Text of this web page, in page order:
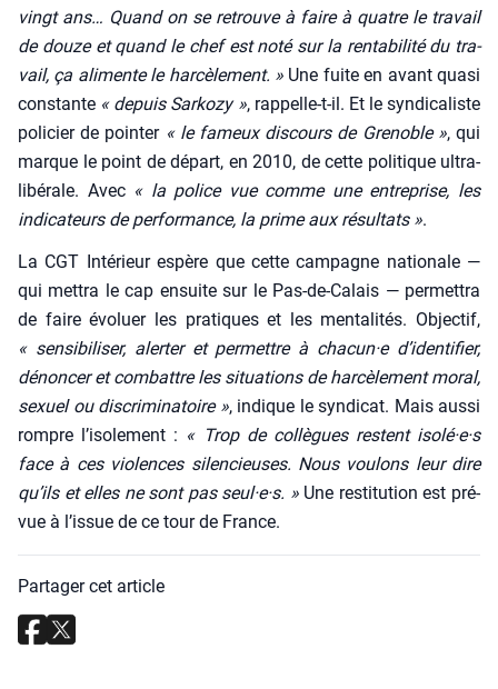
vingt ans… Quand on se retrouve à faire à quatre le tra­vail
de douze et quand le chef est noté sur la ren­ta­bi­li­té du tra­
vail, ça ali­mente le har­cè­le­ment. » Une fuite en avant qua­si
constante « depuis Sar­ko­zy », rap­pelle-t-il. Et le syn­di­ca­liste
poli­cier de poin­ter « le fameux dis­cours de Gre­noble », qui
marque le point de départ, en 2010, de cette poli­tique ultra-
libé­rale. Avec « la police vue comme une entre­prise, les
indi­ca­teurs de per­for­mance, la prime aux résul­tats ».
La CGT Inté­rieur espère que cette cam­pagne natio­nale —
qui met­tra le cap ensuite sur le Pas-de-Calais — per­met­tra
de faire évo­luer les pra­tiques et les men­ta­li­tés. Objec­tif,
« sen­si­bi­li­ser, aler­ter et per­mettre à chacun·e d’identifier,
dénon­cer et com­battre les situa­tions de har­cè­le­ment moral,
sexuel ou dis­cri­mi­na­toire », indique le syn­di­cat. Mais aus­si
rompre l’i­so­le­ment : « Trop de col­lègues res­tent isolé·e·s
face à ces vio­lences silen­cieuses. Nous vou­lons leur dire
qu’ils et elles ne sont pas seul·e·s. »Une res­ti­tu­tion est pré­
vue à l’is­sue de ce tour de France.
Partager cet article